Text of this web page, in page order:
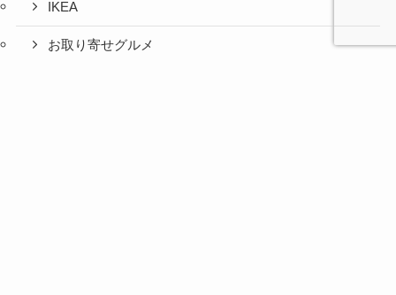
IKEA
お取り寄せグルメ